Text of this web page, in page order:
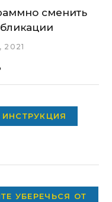
сменить
2021
УБЕРЕЧЬСЯ ОТ